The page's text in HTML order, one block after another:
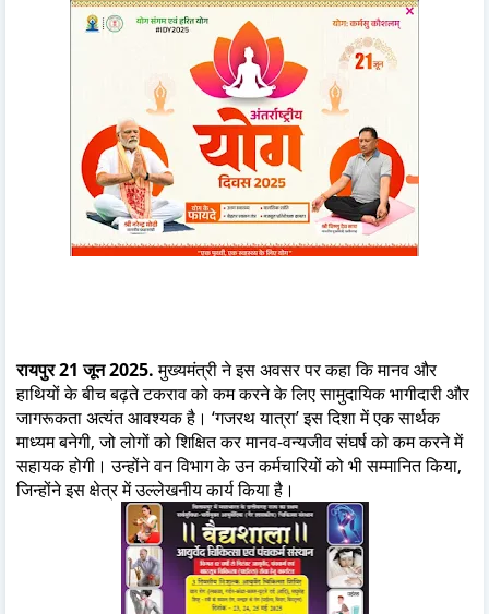
रायपुर 21 जून 2025.मुख्यमंत्री ने इस अवसर पर कहा कि मानव और
हाथियों के बीच बढ़ते टकराव को कम करने के लिए सामुदायिक भागीदारी और
जागरूकता अत्यंत आवश्यक है। ‘गजरथ यात्रा’ इस दिशा में एक सार्थक
माध्यम बनेगी, जो लोगों को शिक्षित कर मानव-वन्यजीव संघर्ष को कम करने में
सहायक होगी। उन्होंने वन विभाग के उन कर्मचारियों को भी सम्मानित किया,
जिन्होंने इस क्षेत्र में उल्लेखनीय कार्य किया है।